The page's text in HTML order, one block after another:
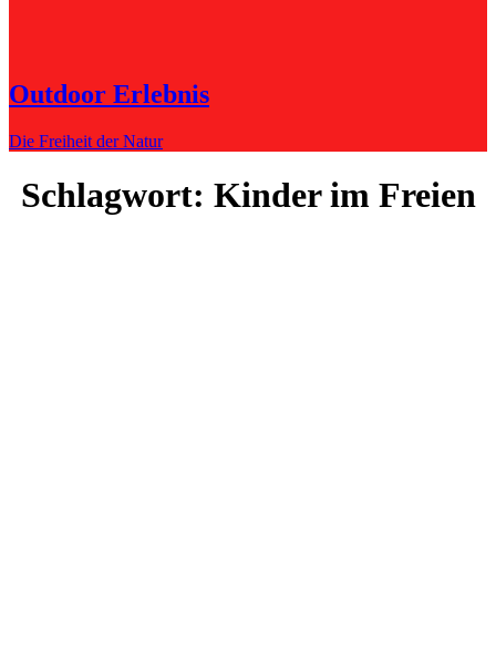
Outdoor Erlebnis
Die Freiheit der Natur
Schlagwort: Kinder im Freien